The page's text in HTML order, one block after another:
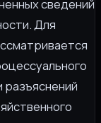
сведений
Для
разъяснений